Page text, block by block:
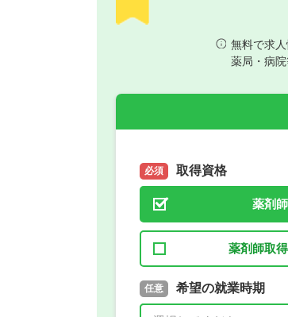
無料で求人
薬局・病
必須 取得資格
薬剤師
薬剤師取
必須 取得予定年
任意 希望の就業時期